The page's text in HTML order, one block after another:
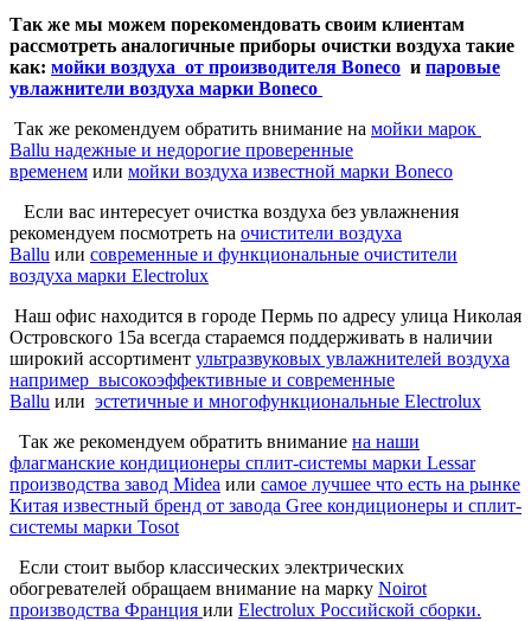
Так же мы можем порекомендовать своим клиентам
рассмотреть аналогичные приборы очистки воздуха такие
как: мойки воздуха от производителя Boneco и паровые
увлажнители воздуха марки Boneco
Так же рекомендуем обратить внимание на мойки марок
Ballu надежные и недорогие проверенные
временем или мойки воздуха известной марки Boneco
Если вас интересует очистка воздуха без увлажнения
рекомендуем посмотреть на очистители воздуха
Ballu или современные и функциональные очистители
воздуха марки Electrolux
Наш офис находится в городе Пермь по адресу улица Николая
Островского 15а всегда стараемся поддерживать в наличии
широкий ассортимент ультразвуковых увлажнителей воздуха
например высокоэффективные и современные
Ballu или эстетичные и многофункциональные Electrolux
Так же рекомендуем обратить внимание на наши
флагманские кондиционеры сплит-системы марки Lessar
производства завод Midea или самое лучшее что есть на рынке
Китая известный бренд от завода Gree кондиционеры и сплит-
системы марки Tosot
Если стоит выбор классических электрических
обогревателей обращаем внимание на марку Noirot
производства Франция или Electrolux Российской сборки.